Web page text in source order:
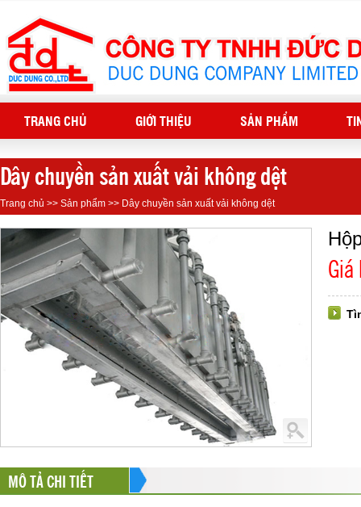
TRANG CHỦ GIỚI THIỆU SẢN PHẨM
Dây chuyền sản xuất vải không dệt
Trang chủ >> Sản phẩm >> Dây chuyền sản xuất vải không dệt
MÔ TẢ CHI TIẾT